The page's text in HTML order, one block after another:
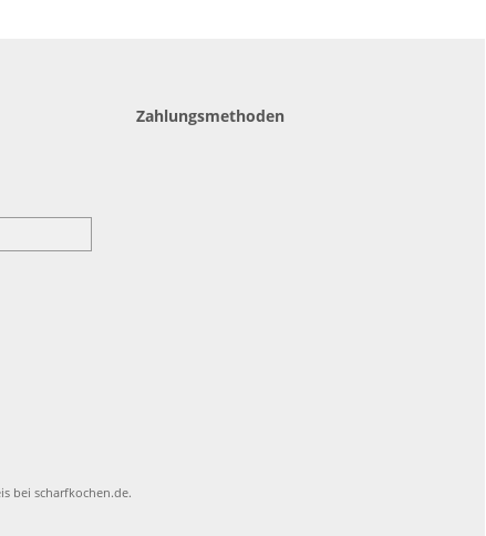
Zahlungsmethoden
bei scharfkochen.de.